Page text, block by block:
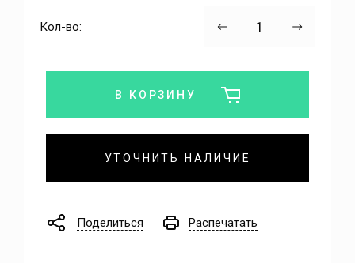
Кол-во:
В КОРЗИНУ
УТОЧНИТЬ НАЛИЧИЕ
Поделиться Распечатать